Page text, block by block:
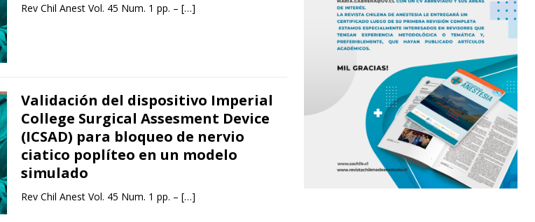
Rev Chil Anest Vol. 45 Num. 1 pp. – […]
Validación del dispositivo Imperial
College Surgical Assesment Device
(ICSAD) para bloqueo de nervio
ciatico poplíteo en un modelo
simulado
Rev Chil Anest Vol. 45 Num. 1 pp. – […]